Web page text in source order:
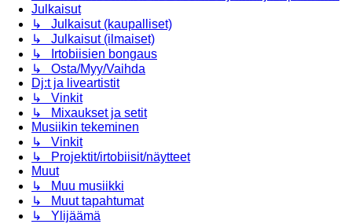
Julkaisut
↳ Julkaisut (kaupalliset)
↳ Julkaisut (ilmaiset)
↳ Irtobiisien bongaus
↳ Osta/Myy/Vaihda
Dj:t ja liveartistit
↳ Vinkit
↳ Mixaukset ja setit
Musiikin tekeminen
↳ Vinkit
↳ Projektit/irtobiisit/näytteet
Muut
↳ Muu musiikki
↳ Muut tapahtumat
↳ Ylijäämä